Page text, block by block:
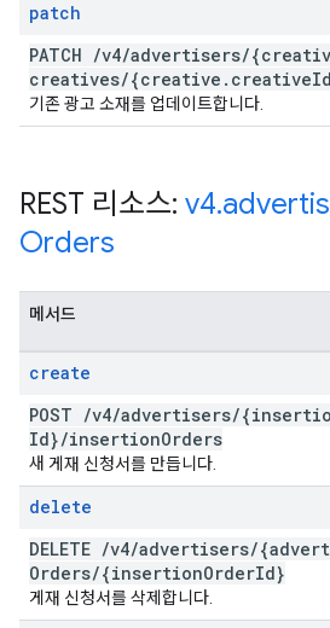
patch
PATCH /v4/advertisers/
creatives/{creative . creative
기존 광고 소재를 업데이트합니다.
REST 리소스: v4.
Orders
메서드
create
POST /v4/advertisers/
Id}/insertionOrders
새 게재 신청서를 만듭니다.
delete
DELETE /v4/advertisers/
Orders/{insertionOrderId}
게재 신청서를 삭제합니다.